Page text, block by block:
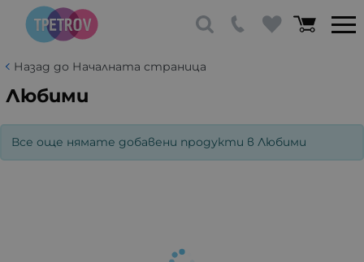
Назад до Началната страница
Любими
Все още нямате добавени продукти в Любими